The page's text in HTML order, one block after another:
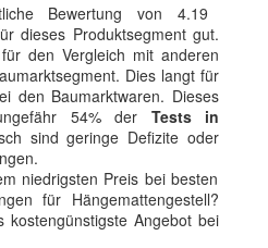
Bewertung von 4.19
dieses Produktsegment gut.
den Vergleich mit anderen
Dies langt für
den Baumarktwaren. Dieses
54% der Tests in
sind geringe Defizite oder
niedrigsten Preis bei besten
für Hängemattengestell?
Angebot bei